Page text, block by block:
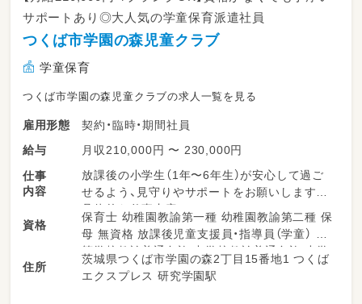
サポートあり◎大人気の学童保育派遣社員
つくば市学園の森児童クラブ
学童保育
つくば市学園の森児童クラブの求人一覧を見る
雇用形態
契約・臨時・期間社員
給与
月収210,000円 〜 230,000円
仕事
内容
放課後の小学生（1年〜6年生）が安心して過ご
せるよう、見守りやサポートをお願いします。
具体的な仕事内容：
・簡単な事務(PC等)作業
・「おかえり！」とこどもたちを笑顔でお出迎え
・宿題の様子を見守る（※教える必要はありませ
ん！）
資格
保育士 幼稚園教諭第一種 幼稚園教諭第二種 保
母 無資格 放課後児童支援員・指導員（学童） 高
等学校教諭普通免許 中学校教諭普通免許 小学
校教諭普通免許
住所
茨城県つくば市学園の森2丁目15番地1 つくば
エクスプレス 研究学園駅